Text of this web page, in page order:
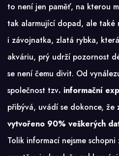
to není jen paměť, na kterou
tak alarmující dopad, ale také
i závojnatka, zlatá rybka,
akváriu, prý udrží pozornost
se není čemu divit. Od
společnost tzv. informační
přibývá, uvádí se dokonce, že
vytvořeno 90% veškerých
Tolik informací nejsme